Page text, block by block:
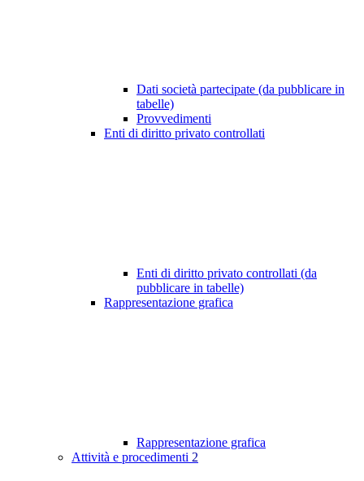
Dati società partecipate (da pubblicare in
tabelle)
Provvedimenti
Enti di diritto privato controllati
Enti di diritto privato controllati (da
pubblicare in tabelle)
Rappresentazione grafica
Rappresentazione grafica
Attività e procedimenti 2